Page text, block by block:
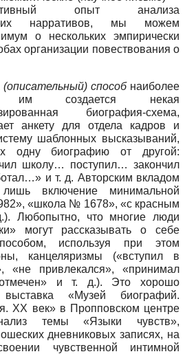
опыт анализа
нарративов, мы можем
о нескольких эмпирически
организации повествования о
способнаиболее
им создается некая
биография-схема,
анкету для отдела кадров и
шаблонных высказываний,
одну биографию от другой:
школу… поступил… закончил
и т. д. Авторским вкладом
включение минимальной
«школа № 1678», «с красным
Любопытно, что многие люди
могут рассказывать о себе
используя при этом
канцеляризмы («вступил в
«не привлекался», «принимал
и т. д.). Это хорошо
выставка «Музей биографий.
XX век» в Пропповском центре
темы «Языки чувств»,
дневниковых записях, на
чувственной интимной